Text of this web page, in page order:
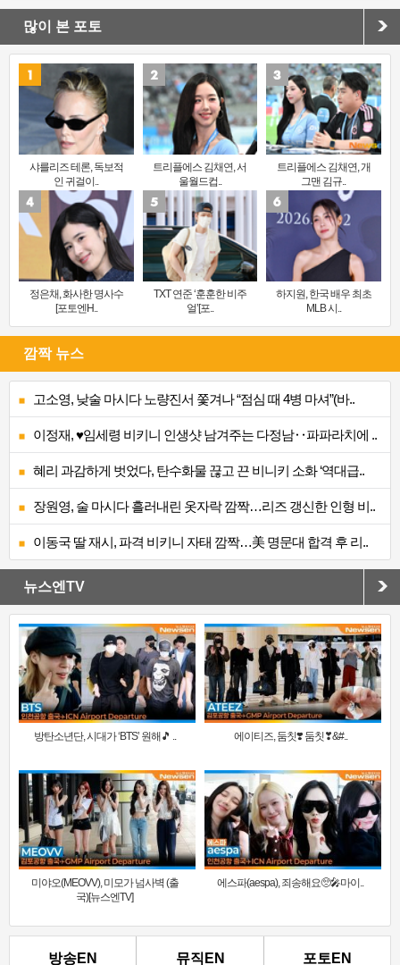
많이 본 포토
샤를리즈 테론, 독보적
인 귀걸이..
트리플에스 김채연, 서
울월드컵..
트리플에스 김채연, 개
그맨 김규..
정은채, 화사한 명사수
[포토엔H..
TXT 연준 ‘훈훈한 비주
얼’[포..
하지원, 한국 배우 최초
MLB 시..
깜짝 뉴스
고소영, 낮술 마시다 노량진서 쫓겨나 “점심 때 4병 마셔”(바..
이정재, ♥임세령 비키니 인생샷 남겨주는 다정남‥파파라치에 ..
혜리 과감하게 벗었다, 탄수화물 끊고 끈 비니키 소화 ‘역대급..
장원영, 술 마시다 흘러내린 옷자락 깜짝…리즈 갱신한 인형 비..
이동국 딸 재시, 파격 비키니 자태 깜짝…美 명문대 합격 후 리..
뉴스엔TV
방탄소년단, 시대가 ‘BTS’ 원해🎵 .. 에이티즈, 둠칫❣️ 둠칫❣&#..
미야오(MEOVV), 미모가 넘사벽 (출
국)[뉴스엔TV]
에스파(aespa), 죄송해요🥺🎤마이..
방송EN 뮤직EN 포토EN